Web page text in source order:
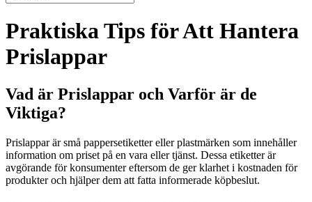
Praktiska Tips för Att Hantera
Prislappar
Vad är Prislappar och Varför är de
Viktiga?
Prislappar är små pappersetiketter eller plastmärken som innehåller
information om priset på en vara eller tjänst. Dessa etiketter är
avgörande för konsumenter eftersom de ger klarhet i kostnaden för
produkter och hjälper dem att fatta informerade köpbeslut.